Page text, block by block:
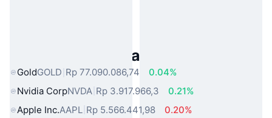
Aset Dunia Nyata Populer
GoldGOLD Rp 77.090.086,74
0.04%
Nvidia CorpNVDA Rp 3.917.966,3
0.21%
Apple Inc.AAPL Rp 5.566.441,98
0.20%